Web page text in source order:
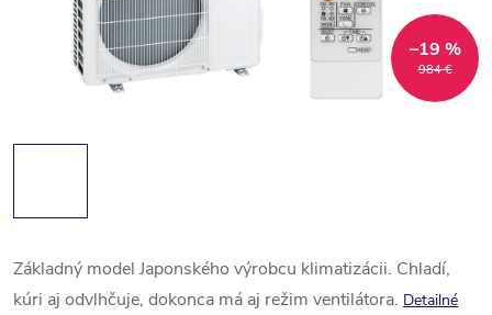
984 €
–19 %
Základný model Japonského výrobcu klimatizácii. Chladí,
kúri aj odvlhčuje, dokonca má aj režim ventilátora. Detailné